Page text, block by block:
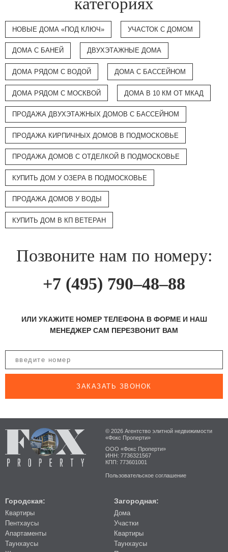
НОВЫЕ ДОМА «ПОД КЛЮЧ» УЧАСТОК С ДОМОМ
ДОМА С БАНЕЙ ДВУХЭТАЖНЫЕ ДОМА
ДОМА РЯДОМ С ВОДОЙ ДОМА С БАССЕЙНОМ
ДОМА РЯДОМ С МОСКВОЙ ДОМА В 10 КМ ОТ МКАД
ПРОДАЖА ДВУХЭТАЖНЫХ ДОМОВ С БАССЕЙНОМ
ПРОДАЖА КИРПИЧНЫХ ДОМОВ В ПОДМОСКОВЬЕ
ПРОДАЖА ДОМОВ С ОТДЕЛКОЙ В ПОДМОСКОВЬЕ
КУПИТЬ ДОМ У ОЗЕРА В ПОДМОСКОВЬЕ
ПРОДАЖА ДОМОВ У ВОДЫ
КУПИТЬ ДОМ В КП ВЕТЕРАН
Позвоните нам по номеру:
+7 (495) 790–48–88
ИЛИ УКАЖИТЕ НОМЕР ТЕЛЕФОНА В ФОРМЕ И НАШ
МЕНЕДЖЕР САМ ПЕРЕЗВОНИТ ВАМ
ЗАКАЗАТЬ ЗВОНОК
© 2026 Агентство элитной недвижимости
«Фокс Проперти»
ООО «Фокс Проперти»
ИНН: 7736321567
КПП: 773601001
Пользовательское соглашение
Городская:
Квартиры
Пентхаусы
Апартаменты
Таунхаусы
Загородная:
Дома
Участки
Квартиры
Таунхаусы